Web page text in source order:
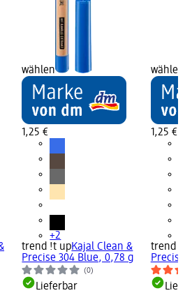
wählen
1,25 €
+2
trend !t upKajal Clean &
Precise 304 Blue, 0,78 g
(0)
Lieferbar
wählen
1,25 €
trend !t
Precise